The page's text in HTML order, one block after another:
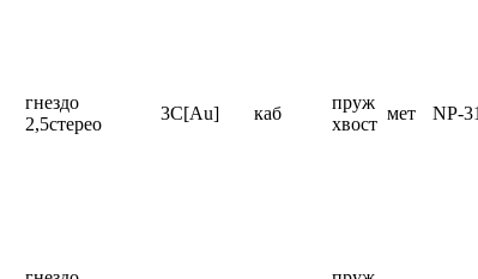
гнездо
2,5стерео
3C[Au] каб
пруж
хвост
мет NP-